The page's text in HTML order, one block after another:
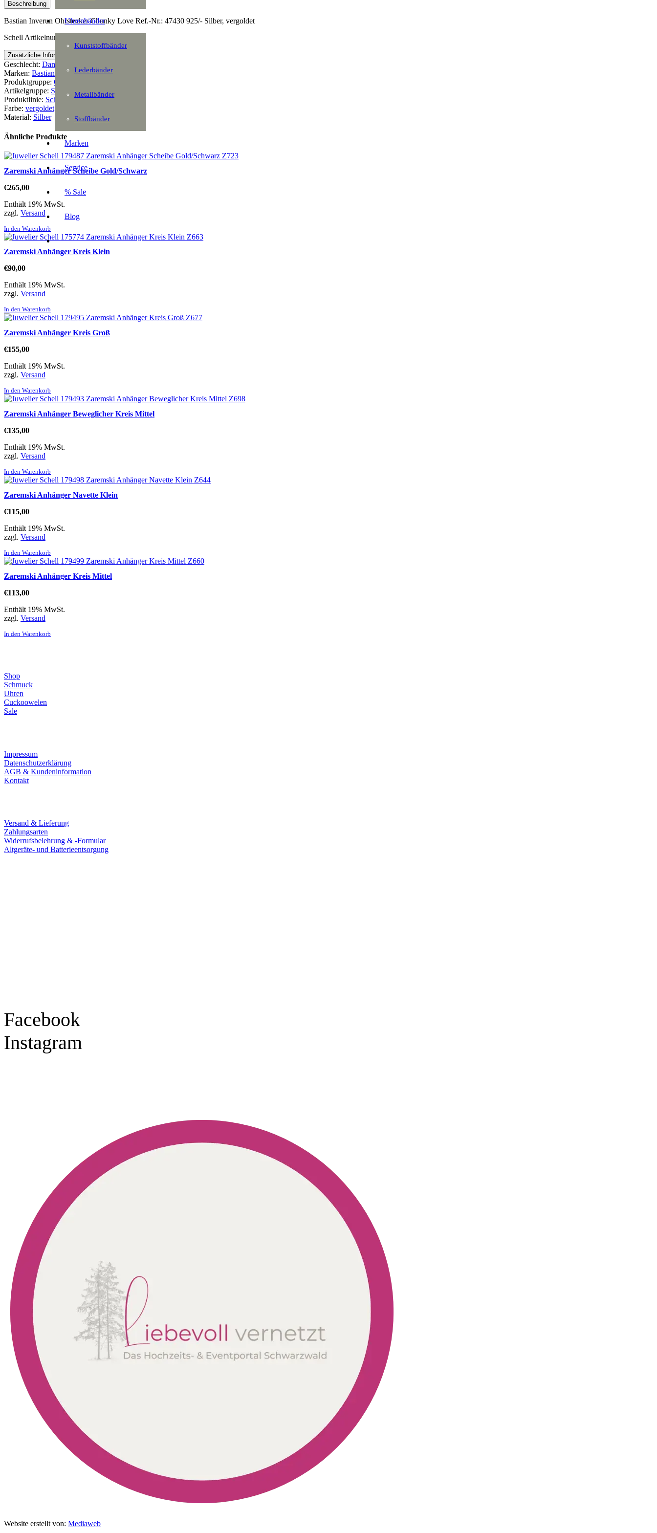
Uhrenbänder
Kunststoffbänder
Lederbänder
Metallbänder
Stoffbänder
Marken
Service
% Sale
Blog
Menge
Beschreibung
Bastian Inverun Ohrstecker Chunky Love Ref.-Nr.: 47430 925/- Silber, vergoldet
Schell Artikelnummer: 178860
Zusätzliche Information
Geschlecht: Damen
Marken: Bastian Inverun
Produktgruppe: Ohrschmuck
Artikelgruppe: Stecker
Produktlinie: Schmuck
Farbe: vergoldet
Material: Silber
Ähnliche Produkte
Zaremski Anhänger Scheibe Gold/Schwarz
€265,00
Enthält 19% MwSt.
zzgl. Versand
In den Warenkorb
Zaremski Anhänger Kreis Klein
€90,00
Enthält 19% MwSt.
zzgl. Versand
In den Warenkorb
Zaremski Anhänger Kreis Groß
€155,00
Enthält 19% MwSt.
zzgl. Versand
In den Warenkorb
Zaremski Anhänger Beweglicher Kreis Mittel
€135,00
Enthält 19% MwSt.
zzgl. Versand
In den Warenkorb
Zaremski Anhänger Navette Klein
€115,00
Enthält 19% MwSt.
zzgl. Versand
In den Warenkorb
Zaremski Anhänger Kreis Mittel
€113,00
Enthält 19% MwSt.
zzgl. Versand
In den Warenkorb
Shop
Schmuck
Uhren
Cuckoowelen
Sale
Impressum
Datenschutzerklärung
AGB & Kundeninformation
Kontakt
Versand & Lieferung
Zahlungsarten
Widerrufsbelehrung & -Formular
Altgeräte- und Batterieentsorgung
Facebook
Instagram
Website erstellt von: Mediaweb